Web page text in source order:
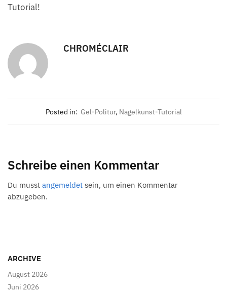
Tutorial!
CHROMÉCLAIR
Posted in: Gel-Politur, Nagelkunst-Tutorial
Schreibe einen Kommentar
Du musst angemeldet sein, um einen Kommentar
abzugeben.
ARCHIVE
August 2026
Juni 2026